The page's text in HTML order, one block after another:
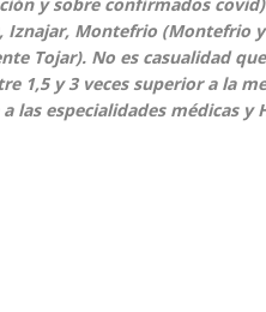
y sobre confirmados
Iznajar, Montefrio (Montefrio
Tojar). No es casualidad
1,5 y 3 veces superior a la
las especialidades médicas